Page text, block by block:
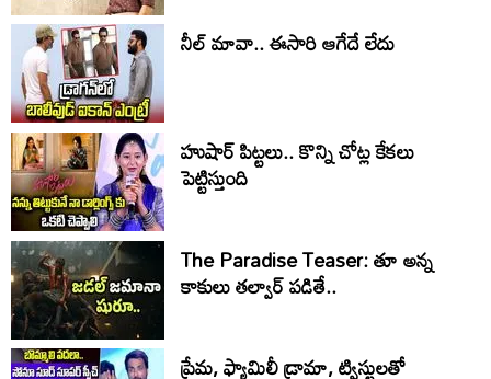
నీల్ మావా.. ఈసారి ఆగేదే లేదు
హుషార్‌ పిట్టలు.. కొన్ని చోట్ల కేకలు
పెట్టిస్తుంది
The Paradise Teaser: తూ అన్న
కాకులు తల్వార్ పడితే..
ప్రేమ, ఫ్యామిలీ డ్రామా, ట్విస్టులతో